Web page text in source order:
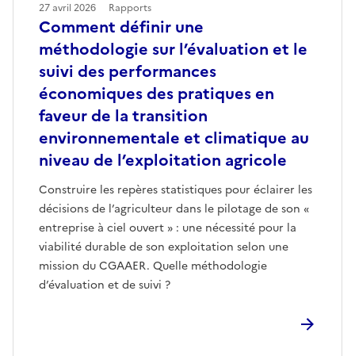
Comment définir une
méthodologie sur l’évaluation et le
suivi des performances
économiques des pratiques en
faveur de la transition
environnementale et climatique au
niveau de l’exploitation agricole
Construire les repères statistiques pour éclairer les
décisions de l’agriculteur dans le pilotage de son «
entreprise à ciel ouvert » : une nécessité pour la
viabilité durable de son exploitation selon une
mission du CGAAER. Quelle méthodologie
d’évaluation et de suivi ?
27 avril 2026 Rapports